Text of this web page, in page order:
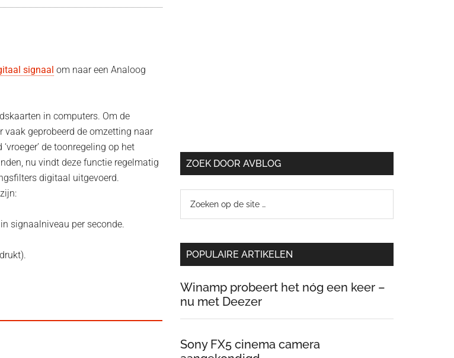
signaal om naar een Analoog
in computers. Om de
geprobeerd de omzetting naar
de toonregeling op het
nu vindt deze functie regelmatig
digitaal uitgevoerd.
signaalniveau per seconde.
ZOEK DOOR AVBLOG
site
POPULAIRE ARTIKELEN
Winamp probeert het nóg een keer –
nu met Deezer
Sony FX5 cinema camera